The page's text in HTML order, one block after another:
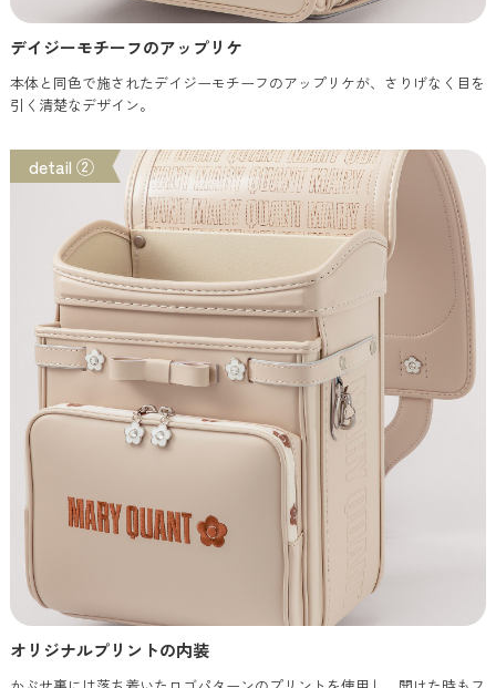
デイジーモチーフのアップリケ
本体と同色で施されたデイジーモチーフのアップリケが、さりげなく目を
引く清楚なデザイン。
detail ②
オリジナルプリントの内装